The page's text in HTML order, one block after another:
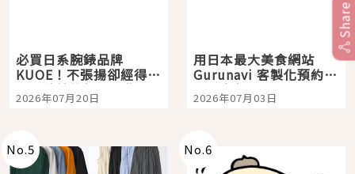
必買日系腕錶品牌
KUOE！不張揚卻經得起
時間洗鍊的經典之作五
選
2026年07月20日
用日本最大美食網站
Gurunavi 客製化預約九
大都市餐廳，打造專屬
美食體驗！
2026年07月03日
No.5 No.6
Share